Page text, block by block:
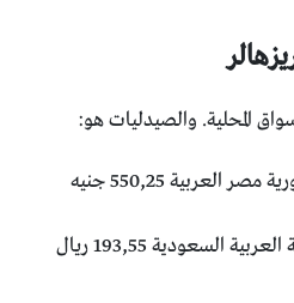
المحلية. والصيدليات هو:
سعر الدواء داخل جمهورية مصر العربية 550,25 جنيه
سعر الدواء داخل المملكة العربية السعودية 193,55 ريال